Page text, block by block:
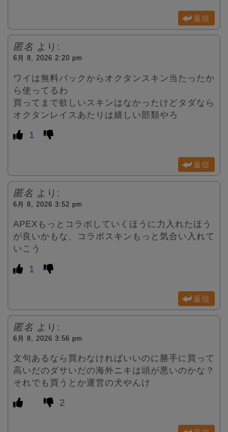
返信
匿名 より:
6月 8, 2026 2:20 pm
ワイは無料パックからオクタンスキン当たったか
ら使ってるわ
買ってまで欲しいスキンはなかったけどタダなら
オクタンレイスあたりは嬉しい部類やろ
1
返信
匿名 より:
6月 8, 2026 3:52 pm
APEXもっとコラボしていくほうに力入れたほう
が良いかもな、コラボスキンもっと気合い入れて
いこう
1
返信
匿名 より:
6月 8, 2026 3:56 pm
文句あるなら買わなければいいのに勝手に買って
高いだのダサいだの海外ニキは頭が悪いのかな？
それでも買うとか運営の犬やんけ
2